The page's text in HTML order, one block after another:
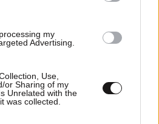
my
Advertising.
Use,
or Sharing of my
Unrelated with the
was collected.